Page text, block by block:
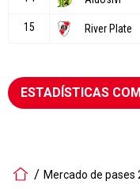
ESTADÍSTICAS
Mercado de pases